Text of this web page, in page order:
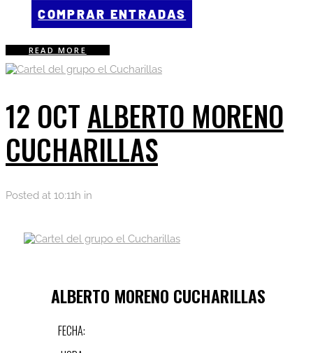
COMPRAR ENTRADAS
READ MORE
12 OCTALBERTO MORENO
CUCHARILLAS
Posted at 10:11h in
ALBERTO MORENO CUCHARILLAS
FECHA: